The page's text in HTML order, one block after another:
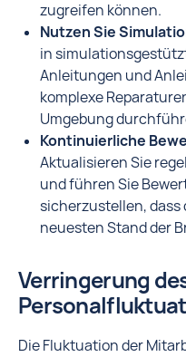
zugreifen können.
Nutzen Sie
in
Anleitungen und
komplexe
Umgebung
Kontinuierliche
Aktualisieren Sie
und führen Sie
sicherzustellen, dass
neuesten Stand der
Verringerung
Die Fluktuation der